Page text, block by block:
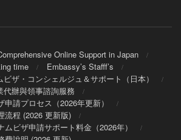
Online Support in Japan
time
Embassy’s Stafff’s
ザ・コンシェルジュ＆サポート（日本）
辦與領事諮詢服務
請プロセス（2026年更新）
流程 (2026 更新版)
ビザ申請サポート料金（2026年）